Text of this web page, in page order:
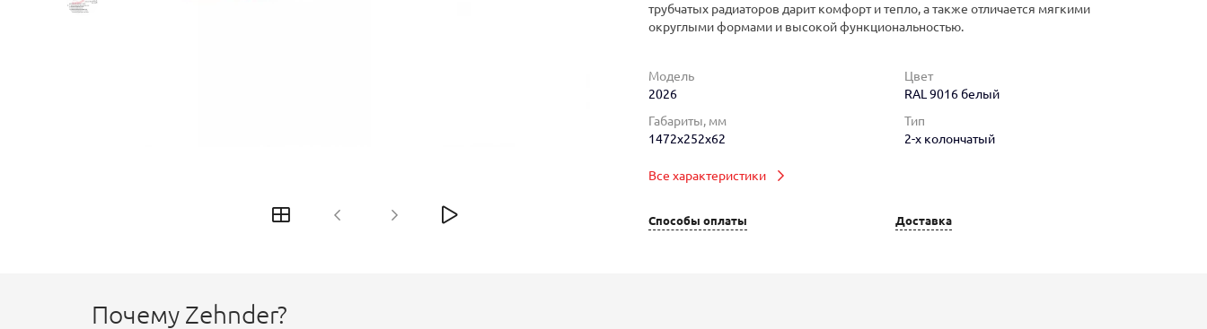
трубчатых радиаторов дарит комфорт и тепло, а также отличается мягкими
округлыми формами и высокой функциональностью.
Модель
2026
Цвет
RAL 9016 белый
Габариты, мм
1472x252x62
Тип
2-х колончатый
Все характеристики
Способы оплаты Доставка
Почему Zehnder?